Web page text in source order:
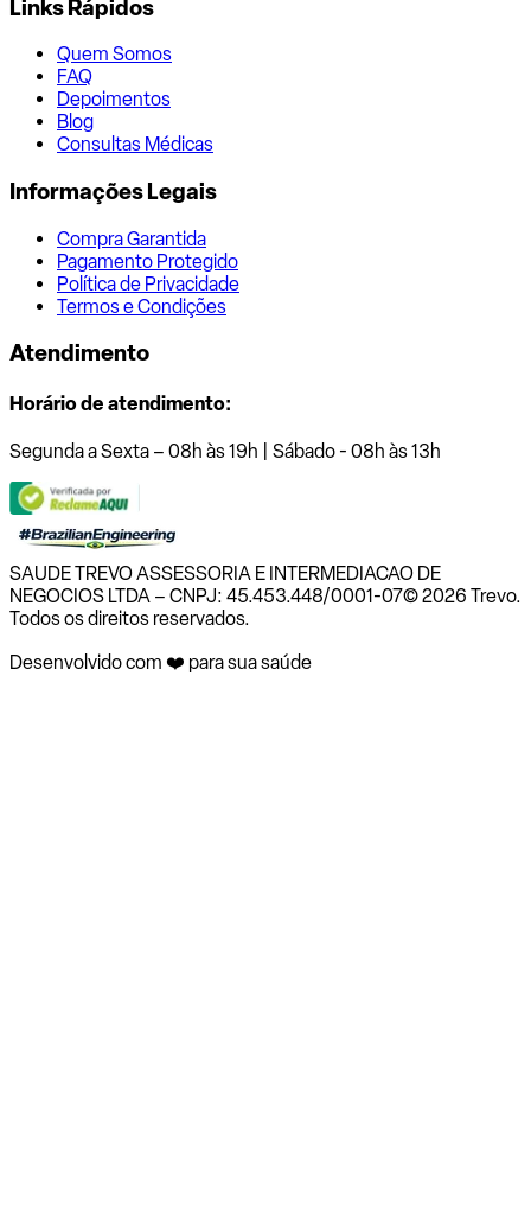
Links Rápidos
Quem Somos
FAQ
Depoimentos
Blog
Consultas Médicas
Informações Legais
Compra Garantida
Pagamento Protegido
Política de Privacidade
Termos e Condições
Atendimento
Horário de atendimento:
Segunda a Sexta – 08h às 19h | Sábado - 08h às 13h
SAUDE TREVO ASSESSORIA E INTERMEDIACAO DE
NEGOCIOS LTDA – CNPJ: 45.453.448/0001-07© 2026 Trevo.
Todos os direitos reservados.
Desenvolvido com ❤️ para sua saúde